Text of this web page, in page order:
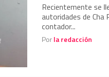
Recientemente se
autoridades de Cha
contador...
Porla redacción